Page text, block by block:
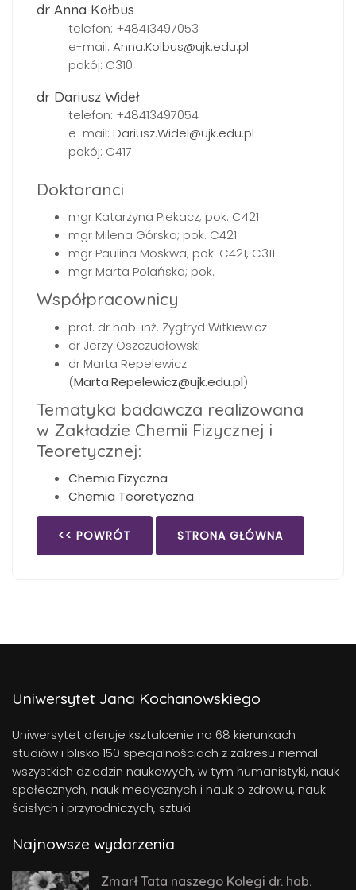
dr Anna Kołbus
telefon: +48413497053
e-mail: Anna.Kolbus@ujk.edu.pl
pokój: C310
dr Dariusz Wideł
telefon: +48413497054
e-mail: Dariusz.Widel@ujk.edu.pl
pokój: C417
Doktoranci
mgr Katarzyna Piekacz; pok. C421
mgr Milena Górska; pok. C421
mgr Paulina Moskwa; pok. C421, C311
mgr Marta Polańska; pok.
Współpracownicy
prof. dr hab. inż. Zygfryd Witkiewicz
dr Jerzy Oszczudłowski
dr Marta Repelewicz
(Marta.Repelewicz@ujk.edu.pl)
Tematyka badawcza realizowana
w Zakładzie Chemii Fizycznej i
Teoretycznej:
Chemia Fizyczna
Chemia Teoretyczna
<< POWRÓT STRONA GŁÓWNA
Uniwersytet Jana Kochanowskiego
Uniwersytet oferuje ksztalcenie na 68 kierunkach
studiów i blisko 150 specjalnościach z zakresu niemal
wszystkich dziedzin naukowych, w tym humanistyki, nauk
społecznych, nauk medycznych i nauk o zdrowiu, nauk
ścisłych i przyrodniczych, sztuki.
Najnowsze wydarzenia
Zmarł Tata naszego Kolegi dr. hab.